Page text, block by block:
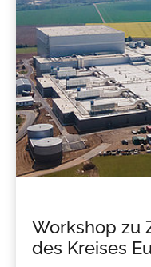
Workshop zu
des Kreises